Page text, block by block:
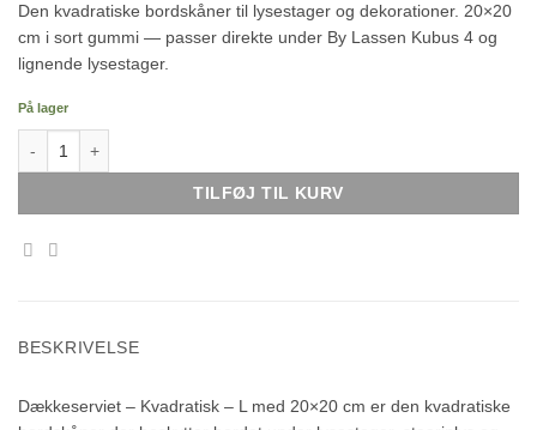
Den kvadratiske bordskåner til lysestager og dekorationer. 20×20
cm i sort gummi — passer direkte under By Lassen Kubus 4 og
lignende lysestager.
På lager
TILFØJ TIL KURV
BESKRIVELSE
Dækkeserviet – Kvadratisk – L med 20×20 cm er den kvadratiske